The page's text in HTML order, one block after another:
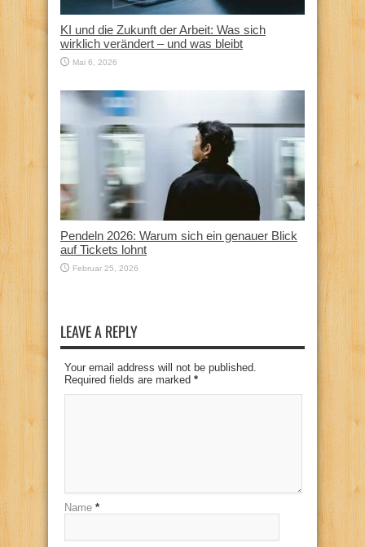
KI und die Zukunft der Arbeit: Was sich
wirklich verändert – und was bleibt
Mai 6, 2026
Pendeln 2026: Warum sich ein genauer Blick
auf Tickets lohnt
Februar 25, 2026
LEAVE A REPLY
Your email address will not be published.
Required fields are marked *
Name *